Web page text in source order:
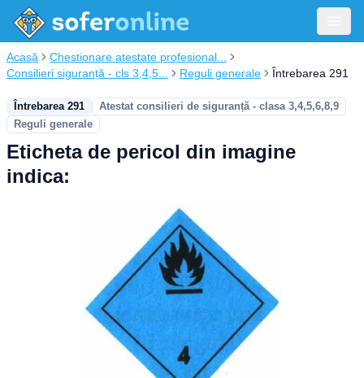
Acasă
Chestionare atestate profesional...
Consilieri siguranță - cls 3,4,5...
Reguli generale Întrebarea 291
Întrebarea 291
Atestat consilieri de siguranță - clasa 3,4,5,6,8,9
Reguli generale
Eticheta de pericol din imagine
indica: